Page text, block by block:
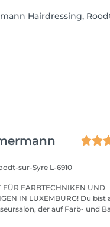
sur-Syre L-6910
FÜR FARBTECHNIKEN UND
IN LUXEMBURG! Du bist
Suche, nach einem Friseursalon,